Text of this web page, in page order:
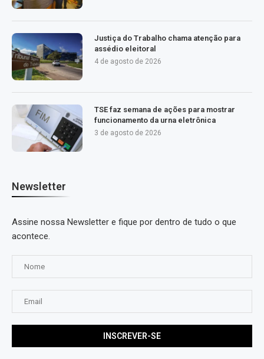
Justiça do Trabalho chama atenção para
assédio eleitoral
4 de agosto de 2026
TSE faz semana de ações para mostrar
funcionamento da urna eletrônica
3 de agosto de 2026
Newsletter
Assine nossa Newsletter e fique por dentro de tudo o que
acontece.